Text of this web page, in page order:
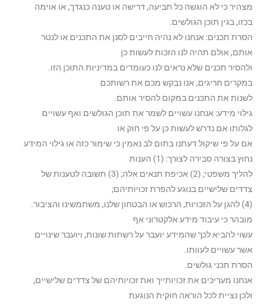
מצהיר כי לא הוגשה כל תביעה, דרישה או טענה כנגדך, או אוימה
בכזו, בגין תוכן הגולשים.
הסרת תכנים: אנחנו לא נהיה חייבים לסנן את התכנים או לנטר
אותם, אולם תהיה לנו הזכות לעשות כן
ולהסיר תכנים שלא נראים לנו כעומדים במדיניות התוכן הזו.
במקרים חריגים, אנו נבקש מכם את רשותכם
לשנות את התכנים במקום להסיר אותם.
גילוי מידע: אנחנו עשויים לשמר את תוכן הגולשים ואף עשויים
לגלותו אם נדרש לעשות כן על פי חוק או
אם על פי שיקול דעתנו בתום לב נאמין כי שימור כזה או גילוי המידע
נחוץ בצורה סבירה לצורך: (1) הענות
להליך משפטי; (2) אכיפת תנאים אלה; (3) תשובה לטענות של
צדדים שלישיים בנוגע להפרת זכויותיהם;
(4) להגן על הזכויות, הרכוש או הבטחון שלנו, משתמשינו והציבור.
מובהר כי עיבוד מידע אלקטרוני אף
עשוי להביא לכך שהמידע יועבר על רשתות שונות, ויועבר שינויים
אשר עשויים לעוותו.
הסרת תכני גולשים.
אנחנו מעריכים את זכויותייך ואת זכויותיהם של צדדים שלישיים,
ולכן נציית לכל הוראה חוקית הנוגעת